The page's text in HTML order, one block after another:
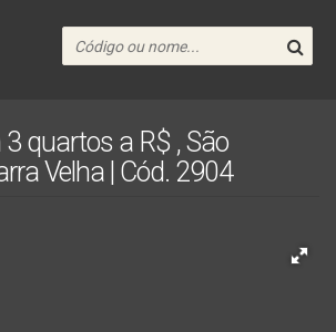
quartos a R$ , São
Velha | Cód. 2904